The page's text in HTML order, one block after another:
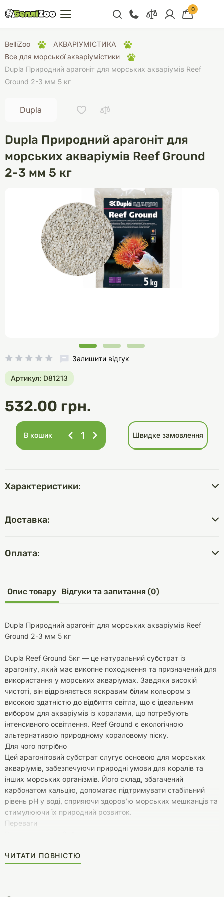
+38 (068) 300 91 91
Відділ продажу
+38 (093) 300 91 91
Відділ підтримки
76
0
BelliZoo
АКВАРІУМІСТИКА
Все для морської акваріумістики
Dupla Природний арагоніт для морських акваріумів Reef
Ground 2-3 мм 5 кг
Dupla
Dupla Природний арагоніт для
морських акваріумів Reef Ground
2-3 мм 5 кг
Залишити відгук
Артикул: D81213
532.00 грн.
В кошик Швидке замовлення
Характеристики:
Доставка:
Оплата:
Опис товару Відгуки та запитання (0)
Dupla Природний арагоніт для морських акваріумів Reef
Ground 2-3 мм 5 кг
Dupla Reef Ground 5кг — це натуральний субстрат із
арагоніту, який має викопне походження та призначений для
використання у морських акваріумах. Завдяки високій
чистоті, він відрізняється яскравим білим кольором з
високою здатністю до відбиття світла, що є ідеальним
вибором для акваріумів із коралами, що потребують
інтенсивного освітлення. Reef Ground є екологічною
альтернативою природному кораловому піску.
Для чого потрібно
Цей арагонітовий субстрат слугує основою для морських
акваріумів, забезпечуючи природні умови для коралів та
інших морських організмів. Його склад, збагачений
карбонатом кальцію, допомагає підтримувати стабільний
рівень pH у воді, сприяючи здоров’ю морських мешканців та
стимулюючи їх природний розвиток.
Переваги
карбонату кальцію (CaCO3).
Яскравий білий колір: Підвищена відбивна здатність світла,
ЧИТАТИ ПОВНІСТЮ